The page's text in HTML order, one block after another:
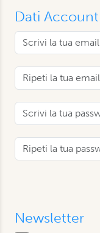
Dati Account
Newsletter